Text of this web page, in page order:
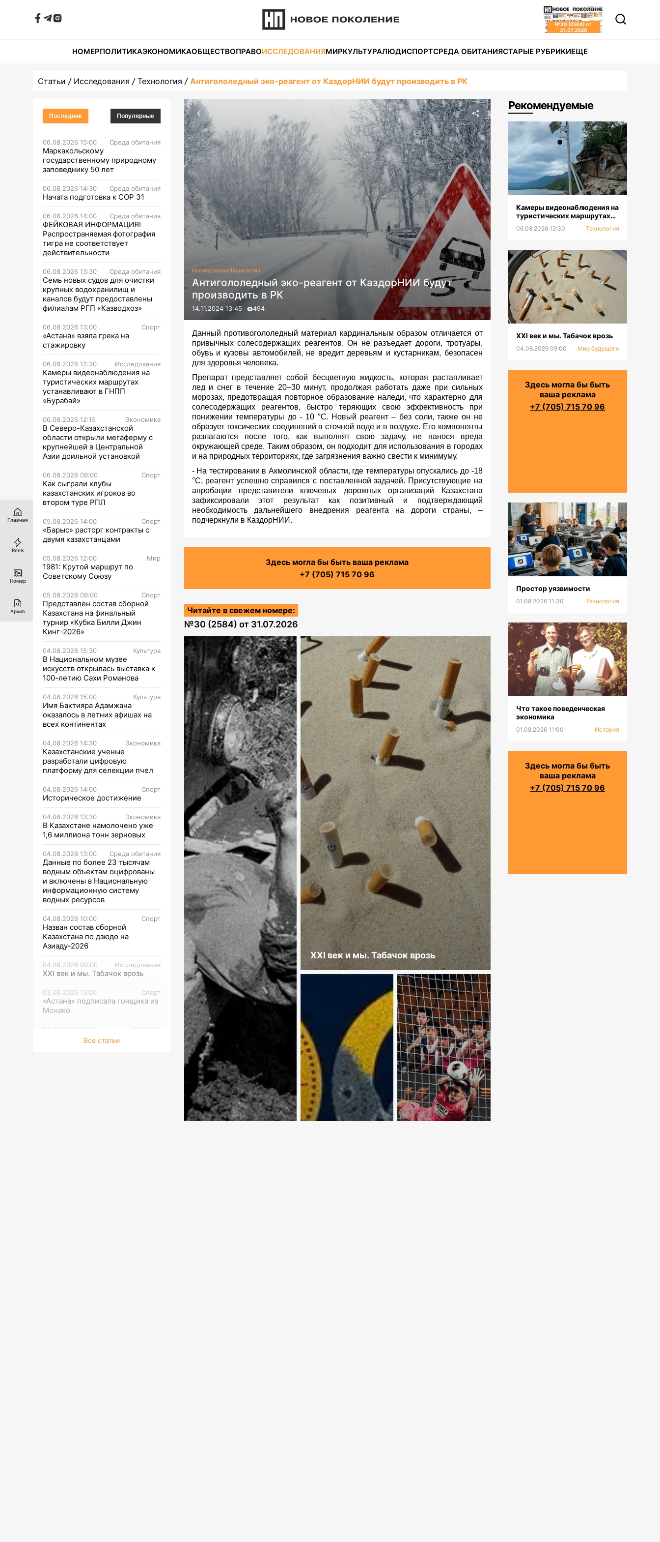
№30 (2584) от
31.07.2026
НОМЕРПОЛИТИКАЭКОНОМИКАОБЩЕСТВОПРАВОИССЛЕДОВАНИЯМИРКУЛЬТУРАЛЮДИСПОРТСРЕДА ОБИТАНИЯСТАРЫЕ РУБРИКИЕЩЕ
Статьи Исследования Технология Антигололедный эко-реагент от КаздорНИИ будут производить в РК
Последние Популярные
06.08.2026 15:00 Среда обитания
Маркакольскому
государственному природному
заповеднику 50 лет
06.08.2026 14:30 Среда обитания
Начата подготовка к СОР 31
06.08.2026 14:00 Среда обитания
ФЕЙКОВАЯ ИНФОРМАЦИЯ!
Распространяемая фотография
тигра не соответствует
действительности
06.08.2026 13:30 Среда обитания
Семь новых судов для очистки
крупных водохранилищ и
каналов будут предоставлены
филиалам РГП «Казводхоз»
06.08.2026 13:00 Спорт
«Астана» взяла грека на
стажировку
06.08.2026 12:30 Исследования
Камеры видеонаблюдения на
туристических маршрутах
устанавливают в ГНПП
«Бурабай»
06.08.2026 12:15 Экономика
В Северо-Казахстанской
области открыли мегаферму с
крупнейшей в Центральной
Азии доильной установкой
06.08.2026 09:00 Спорт
Как сыграли клубы
казахстанских игроков во
втором туре РПЛ
05.08.2026 14:00 Спорт
«Барыс» расторг контракты с
двумя казахстанцами
05.08.2026 12:00 Мир
1981: Крутой маршрут по
Советскому Союзу
05.08.2026 09:00 Спорт
Представлен состав сборной
Казахстана на финальный
турнир «Кубка Билли Джин
Кинг-2026»
04.08.2026 15:30 Культура
В Национальном музее
искусств открылась выставка к
100-летию Сахи Романова
04.08.2026 15:00 Культура
Имя Бактияра Адамжана
оказалось в летних афишах на
всех континентах
04.08.2026 14:30 Экономика
Казахстанские ученые
разработали цифровую
платформу для селекции пчел
04.08.2026 14:00 Спорт
Историческое достижение
04.08.2026 13:30 Экономика
В Казахстане намолочено уже
1,6 миллиона тонн зерновых
04.08.2026 13:00 Среда обитания
Данные по более 23 тысячам
водным объектам оцифрованы
и включены в Национальную
информационную систему
водных ресурсов
04.08.2026 10:00 Спорт
Назван состав сборной
Казахстана по дзюдо на
Азиаду-2026
04.08.2026 09:00 Исследования
XXI век и мы. Табачок врозь
03.08.2026 13:00 Спорт
«Астана» подписала гонщика из
Монако
03.08.2026 12:30 Культура
Полюбившийся сериал имеет
Все статьи
ИсследованияТехнология
Антигололедный эко-реагент от КаздорНИИ будут
производить в РК
14.11.2024 13:45 494
Данный противогололедный материал кардинальным образом отличается от
привычных солесодержащих реагентов. Он не разъедает дороги, тротуары,
обувь и кузовы автомобилей, не вредит деревьям и кустарникам, безопасен
для здоровья человека.
Препарат представляет собой бесцветную жидкость, которая растапливает
лед и снег в течение 20–30 минут, продолжая работать даже при сильных
морозах, предотвращая повторное образование наледи, что характерно для
солесодержащих реагентов, быстро теряющих свою эффективность при
понижении температуры до - 10 °С. Новый реагент – без соли, также он не
образует токсических соединений в сточной воде и в воздухе. Его компоненты
разлагаются после того, как выполнят свою задачу, не нанося вреда
окружающей среде. Таким образом, он подходит для использования в городах
и на природных территориях, где загрязнения важно свести к минимуму.
- На тестировании в Акмолинской области, где температуры опускались до -18
°C, реагент успешно справился с поставленной задачей. Присутствующие на
апробации представители ключевых дорожных организаций Казахстана
зафиксировали этот результат как позитивный и подтверждающий
необходимость дальнейшего внедрения реагента на дороги страны, –
подчеркнули в КаздорНИИ.
Здесь могла бы быть ваша реклама
+7 (705) 715 70 96
Читайте в свежем номере:
№30 (2584) от 31.07.2026
XXI век и мы. Табачок врозь
Рекомендуемые
Камеры видеонаблюдения на
туристических маршрутах
«Бурабай»
06.08.2026 12:30 Технология
XXI век и мы. Табачок врозь
04.08.2026 09:00 Мир будущего
Здесь могла бы быть
ваша реклама
+7 (705) 715 70 96
Простор уязвимости
01.08.2026 11:30 Технология
Что такое поведенческая
экономика
01.08.2026 11:00 История
Здесь могла бы быть
ваша реклама
+7 (705) 715 70 96
Главная
Reels
Номер
Архив